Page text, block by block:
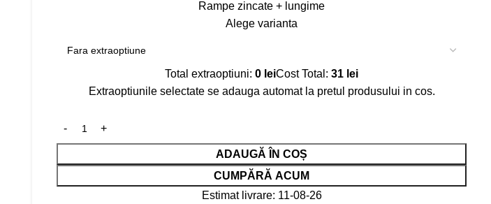
Rampe zincate + lungime
Alege varianta
Total extraoptiuni: 0 leiCost Total: 31 lei
Extraoptiunile selectate se adauga automat la pretul produsului in cos.
ADAUGĂ ÎN COȘ
CUMPĂRĂ ACUM
Estimat livrare: 11-08-26